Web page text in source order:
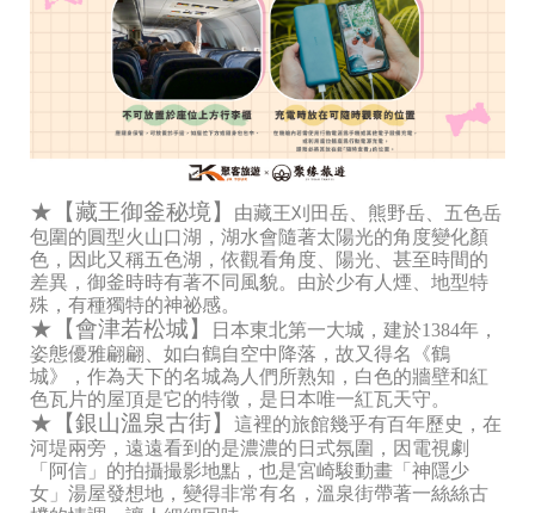
★【藏王御釜秘境】
由藏王刈田岳、熊野岳、五色岳
包圍的圓型火山口湖，湖水會隨著太陽光的角度變化顏
色，因此又稱五色湖，依觀看角度、陽光、甚至時間的
差異，御釜時時有著不同風貌。由於少有人煙、地型特
殊，有種獨特的神祕感。
★【會津若松城】
日本東北第一大城，建於1384年，
姿態優雅翩翩、如白鶴自空中降落，故又得名《鶴
城》，作為天下的名城為人們所熟知，白色的牆壁和紅
色瓦片的屋頂是它的特徵，是日本唯一紅瓦天守。
★【銀山溫泉古街】
這裡的旅館幾乎有百年歷史，在
河堤兩旁，遠遠看到的是濃濃的日式氛圍，因電視劇
「阿信」的拍攝撮影地點，也是宮崎駿動畫「神隱少
女」湯屋發想地，變得非常有名，溫泉街帶著一絲絲古